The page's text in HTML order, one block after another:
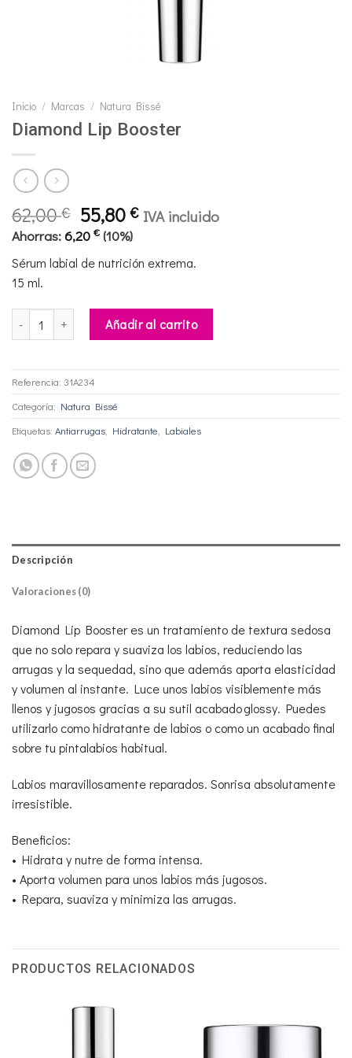
Inicio / Marcas / Natura Bissé
Diamond Lip Booster
62,00€ El
precio
original
era:
55,80€El
es:
IVA incluido
Ahorras:6,20 € (10%)
Sérum labial de nutrición extrema.
15 ml.
Diamond Lip Booster cantidad
Añadir al carrito
Referencia: 31A234
Categoría: Natura Bissé
Etiquetas: Antiarrugas Hidratante Labiales
Descripción
Valoraciones (0)
Diamond Lip Booster es un tratamiento de textura sedosa
que no solo repara y suaviza los labios, reduciendo las
arrugas y la sequedad, sino que además aporta elasticidad
y volumen al instante. Luce unos labios visiblemente más
llenos y jugosos gracias a su sutil acabado glossy. Puedes
utilizarlo como hidratante de labios o como un acabado final
sobre tu pintalabios habitual.
Labios maravillosamente reparados. Sonrisa absolutamente
irresistible.
Beneficios:
• Hidrata y nutre de forma intensa.
• Aporta volumen para unos labios más jugosos.
• Repara, suaviza y minimiza las arrugas.
PRODUCTOS RELACIONADOS